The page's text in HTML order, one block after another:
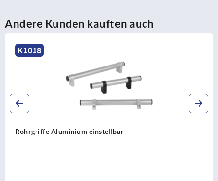
Andere Kunden kauften auch
K0236
Rohrgriffe Aluminium mit Kunststoff-Griffschenkel,